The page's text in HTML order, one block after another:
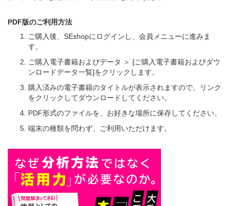
PDF版のご利用方法
ご購入後、SEshopにログインし、会員メニューに進みま
す。
ご購入電子書籍およびデータ ＞ [ご購入電子書籍およびダウ
ンロードデータ一覧]をクリックします。
購入済みの電子書籍のタイトルが表示されますので、リンク
をクリックしてダウンロードしてください。
PDF形式のファイルを、お好きな場所に保存してください。
端末の種類を問わず、ご利用いただけます。